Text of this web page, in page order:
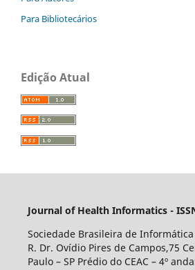
Para Bibliotecários
Edição Atual
Journal of Health Informatics -
Sociedade Brasileira de
R. Dr. Ovídio Pires de Campos,75
Paulo – SP Prédio do CEAC – 4º